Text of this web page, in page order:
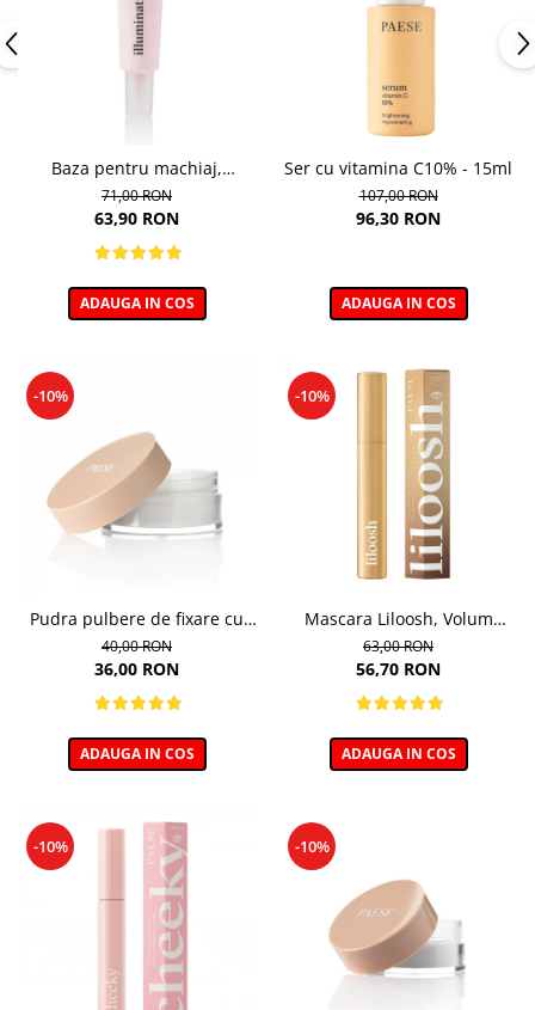
Baza pentru machiaj,
Illuminating Make-up Base -
30ml
71,00 RON
63,90 RON
ADAUGA IN COS
Ser cu vitamina C10% - 15ml
107,00 RON
96,30 RON
ADAUGA IN COS
-10%
Pudra pulbere de fixare cu
bambus Paese Bamboo
Powder - 5g
40,00 RON
36,00 RON
ADAUGA IN COS
-10%
Mascara Liloosh, Volum
Panoramic - 10,5ml
63,00 RON
56,70 RON
ADAUGA IN COS
-10% -10%